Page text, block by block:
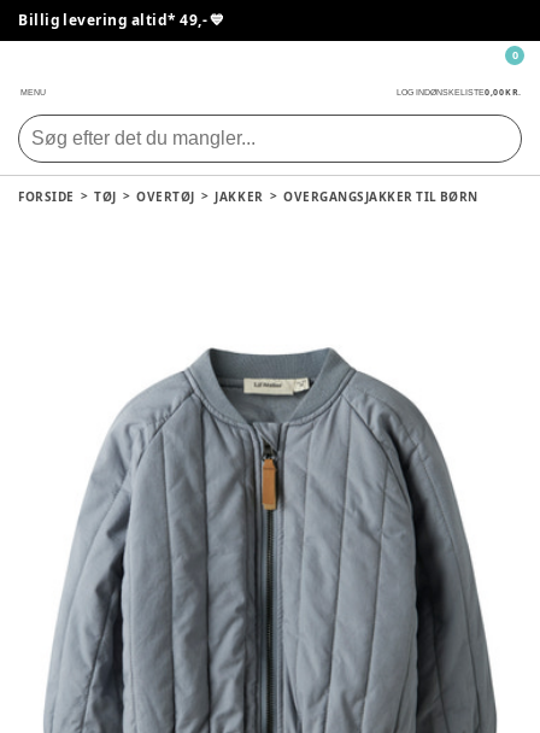
Billig levering altid* 49,- 💙
MENU LOG INDØNSKELISTE0,00 KR.
0
FORSIDE TØJ OVERTØJ JAKKER OVERGANGSJAKKER TIL BØRN